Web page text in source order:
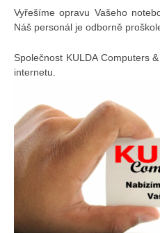
Vyřešíme opravu Vašeho
Náš personál je odborně
Společnost KULDA Computers
internetu.